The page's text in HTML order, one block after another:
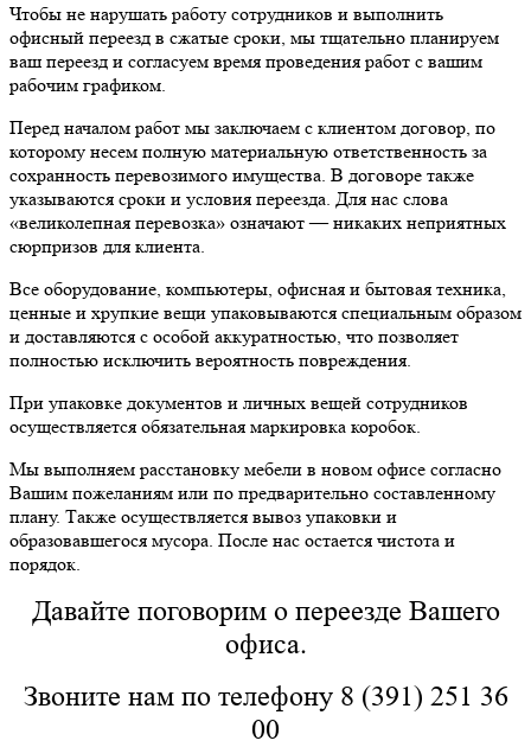
Чтобы не нарушать работу сотрудников и выполнить
офисный переезд в сжатые сроки, мы тщательно планируем
ваш переезд и согласуем время проведения работ с вашим
рабочим графиком.
Перед началом работ мы заключаем с клиентом договор, по
которому несем полную материальную ответственность за
сохранность перевозимого имущества. В договоре также
указываются сроки и условия переезда. Для нас слова
«великолепная перевозка» означают — никаких неприятных
сюрпризов для клиента.
Все оборудование, компьютеры, офисная и бытовая техника,
ценные и хрупкие вещи упаковываются специальным образом
и доставляются с особой аккуратностью, что позволяет
полностью исключить вероятность повреждения.
При упаковке документов и личных вещей сотрудников
осуществляется обязательная маркировка коробок.
Мы выполняем расстановку мебели в новом офисе согласно
Вашим пожеланиям или по предварительно составленному
плану. Также осуществляется вывоз упаковки и
образовавшегося мусора. После нас остается чистота и
порядок.
Давайте поговорим о переезде Вашего
офиса.
Звоните нам по телефону 8 (391) 251 36
00